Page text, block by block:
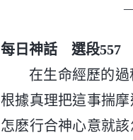
每日神話 選段557
在生命經歷的
根據真理把這事揣
怎麽行合神心意就